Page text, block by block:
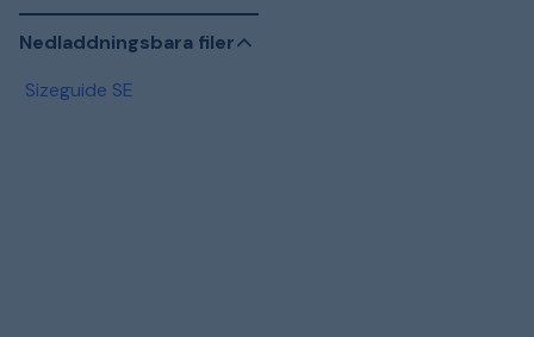
Nedladdningsbara filer
Sizeguide SE